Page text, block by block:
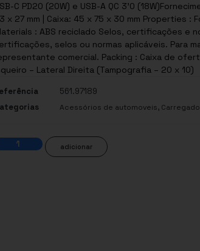
C PD20 (20W) e USB-A QC 3’0
x 27 mm | Caixa: 45 x 75 x 30 mm Properties
: ABS reciclado Selos, certificações e normas: Este produto possui uma ou mais
selos ou normas aplicáveis. Para
comercial. Packing : Caixa de
– Lateral Direita (Tampografia – 20 x 10)
561.97189
Acessórios de automoveis,
adicionar